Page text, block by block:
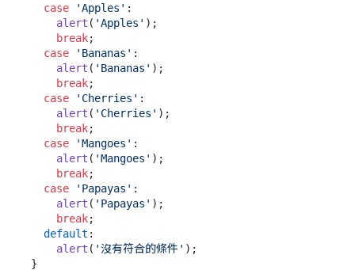
case
'Apples' :
alert ( 'Apples' );
break;
case
'Bananas' :
alert ( 'Bananas' );
break;
case
'Cherries' :
alert ( 'Cherries' );
break;
case
'Mangoes' :
alert ( 'Mangoes' );
break;
case
'Papayas' :
alert ( 'Papayas' );
break;
default :
alert ( '沒有符合的條件' );